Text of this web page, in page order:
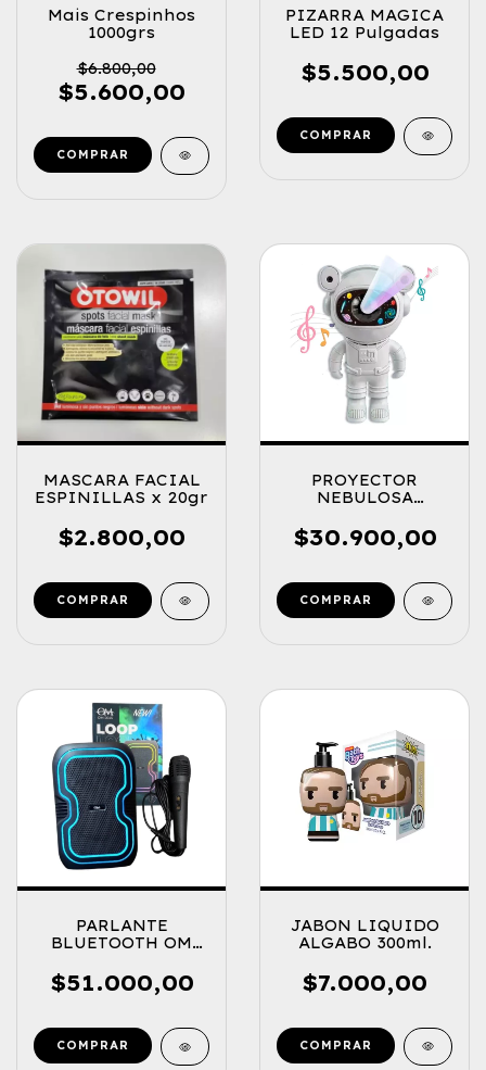
Mais Crespinhos
1000grs
$6.800,00
$5.600,00
PIZARRA MAGICA
LED 12 Pulgadas
$5.500,00
COMPRAR
MASCARA FACIAL
ESPINILLAS x 20gr
$2.800,00
PROYECTOR
NEBULOSA
PARLANTE
$30.900,00
PARLANTE
BLUETOOTH OM
MICROFONO
$51.000,00
JABON LIQUIDO
ALGABO 300ml.
$7.000,00
COMPRAR